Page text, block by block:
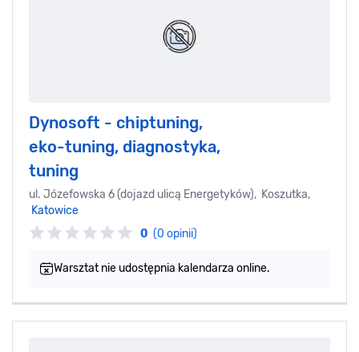
Dynosoft - chiptuning,
eko-tuning, diagnostyka,
tuning
ul. Józefowska 6 (dojazd ulicą Energetyków), Koszutka,
Katowice
0 (0 opinii)
Warsztat nie udostępnia kalendarza online.